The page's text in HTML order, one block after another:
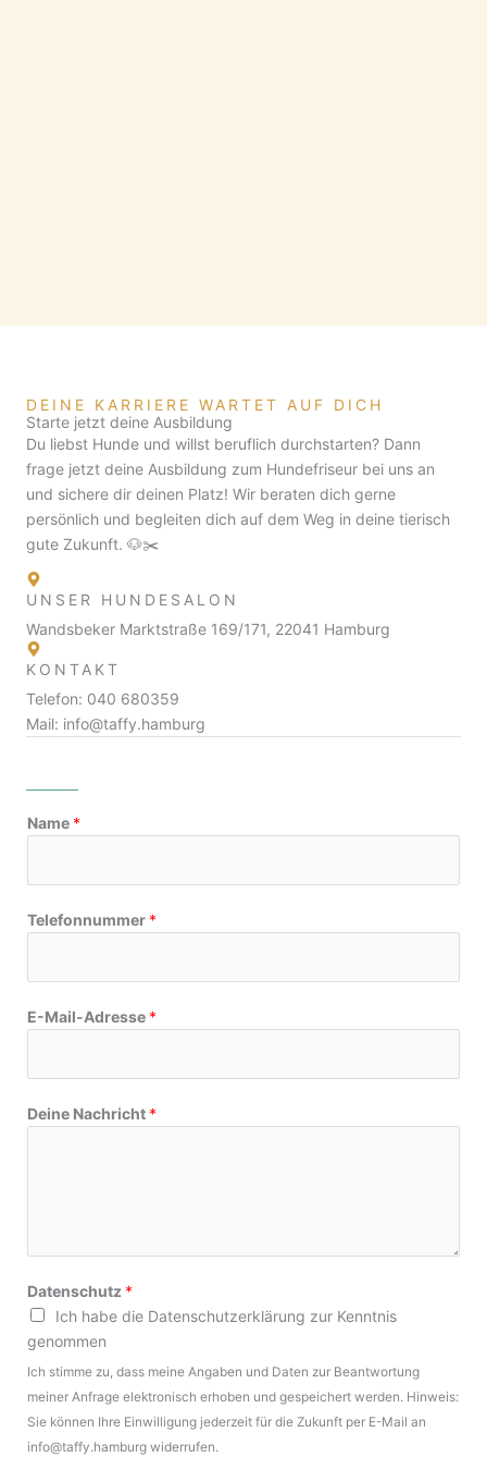
DEINE KARRIERE WARTET AUF DICH
Starte jetzt deine Ausbildung
Du liebst Hunde und willst beruflich durchstarten? Dann
frage jetzt deine Ausbildung zum Hundefriseur bei uns an
und sichere dir deinen Platz! Wir beraten dich gerne
persönlich und begleiten dich auf dem Weg in deine tierisch
gute Zukunft. 🐶✂️
UNSER HUNDESALON
Wandsbeker Marktstraße 169/171, 22041 Hamburg
KONTAKT
Telefon: 040 680359
Mail: info@taffy.hamburg
Name *
e
n
e
E
M
a
r
e
s
s
Telefonnummer *
E-Mail-Adresse *
Deine Nachricht *
Datenschutz *
Ich habe die Datenschutzerklärung zur Kenntnis
genommen
Ich stimme zu, dass meine Angaben und Daten zur Beantwortung
meiner Anfrage elektronisch erhoben und gespeichert werden. Hinweis:
Sie können Ihre Einwilligung jederzeit für die Zukunft per E-Mail an
info@taffy.hamburg widerrufen.